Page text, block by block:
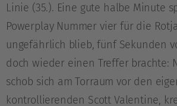
Linie (35.). Eine gute halbe Minute
Powerplay Nummer vier für die
ungefährlich blieb, fünf Sekunden
doch wieder einen Treffer brachte:
schob sich am Torraum vor den
kontrollierenden Scott Valentine,